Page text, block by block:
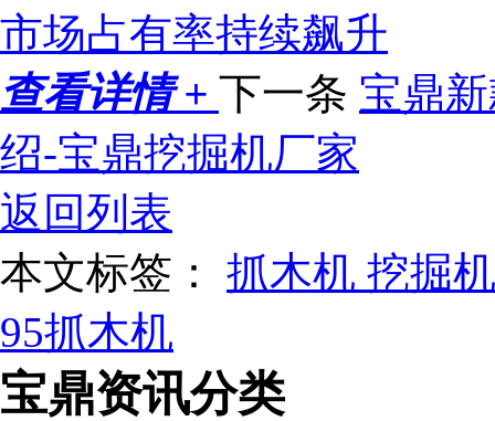
市场占有率持续飙升
查看详情 + 下一条 宝鼎
绍-宝鼎挖掘机厂家
返回列表
本文标签： 抓木机 挖掘
95抓木机
宝鼎资讯分类